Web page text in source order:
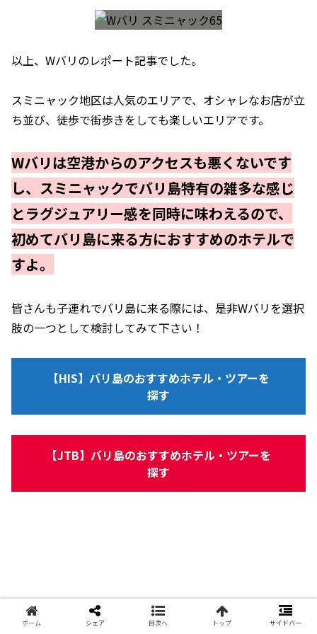
以上、Wバリのレポート記事でした。
スミニャック地区は人気のエリアで、オシャレなお店が立
ち並び、徒歩で街歩きをしても楽しいエリアです。
Wバリは空港からのアクセスも悪くないです
し、スミニャックでバリ島特有の雑多な感じ
とラグジュアリー感を同時に味わえるので、
初めてバリ島に来る方におすすめのホテルで
すよ。
皆さんも子連れでバリ島に来る際には、是非Wバリを選択
肢の一つとして検討してみて下さい！
【HIS】バリ島のおすすめホテル・ツアーを
探す
【JTB】バリ島のおすすめホテル・ツアーを
探す
ホーム シェア 目次へ トップ サイドバー